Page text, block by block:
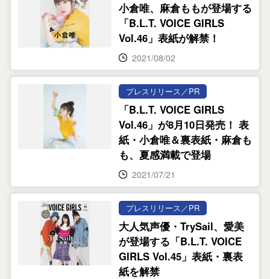
小倉唯、麻倉ももが登場する
「B.L.T. VOICE GIRLS
Vol.46」表紙が解禁！
2021/08/02
プレスリリース／PR
「B.L.T. VOICE GIRLS
Vol.46」が8月10日発売！ 表
紙・小倉唯＆裏表紙・麻倉も
も、夏感満載で登場
2021/07/21
プレスリリース／PR
大人気声優・TrySail、愛美
が登場する「B.L.T. VOICE
GIRLS Vol.45」表紙・裏表
紙を解禁